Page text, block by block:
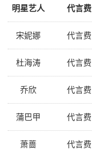
明星艺人 代言费
宋妮娜 代言费
杜海涛 代言费
乔欣 代言费
蒲巴甲 代言费
萧蔷 代言费